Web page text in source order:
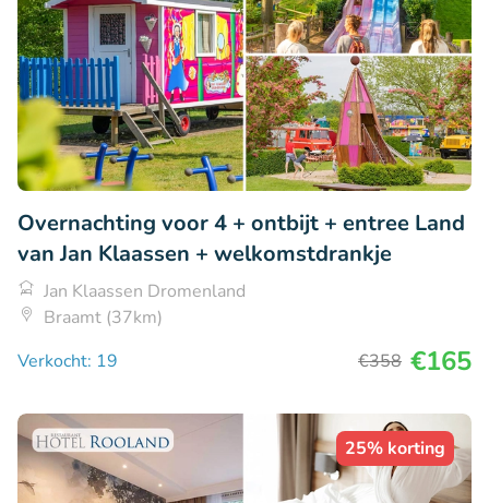
Overnachting voor 4 + ontbijt + entree Land
van Jan Klaassen + welkomstdrankje
Jan Klaassen Dromenland
Braamt (37km)
Verkocht: 19
€358 €165
25% korting